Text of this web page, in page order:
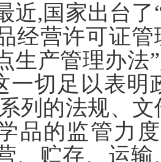
,国家出台了
经营许可证
生产管理办法
一切足以表
列的法规、
品的监管力
、贮存、运